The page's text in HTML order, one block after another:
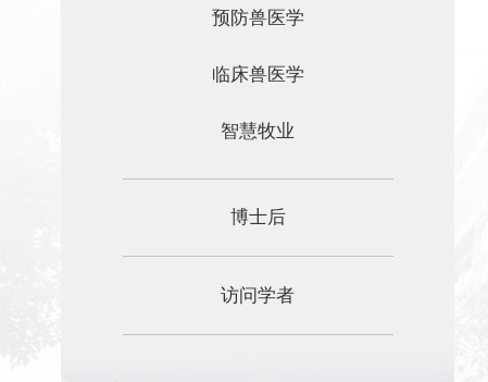
预防兽医学
临床兽医学
智慧牧业
博士后
访问学者